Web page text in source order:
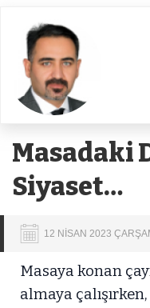
Masadaki
Siyaset…
12 NİSAN 2023
Masaya konan
almaya